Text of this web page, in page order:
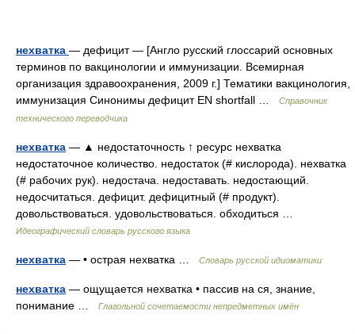
нехватка — дефицит — [Англо русский глоссарий основных
терминов по вакцинологии и иммунизации. Всемирная
организация здравоохранения, 2009 г.] Тематики вакцинология,
иммунизация Синонимы дефицит EN shortfall …
Справочник
технического переводчика
нехватка — ▲ недостаточность ↑ ресурс нехватка
недостаточное количество. недостаток (# кислорода). нехватка
(# рабочих рук). недостача. недоставать. недостающий.
недосчитаться. дефицит. дефицитный (# продукт).
довольствоваться. удовольствоваться. обходиться …
Идеографический словарь русского языка
нехватка — • острая нехватка … Словарь русской идиоматики
нехватка — ощущается нехватка • пассив на ся, знание,
понимание …
Глагольной сочетаемости непредметных имён